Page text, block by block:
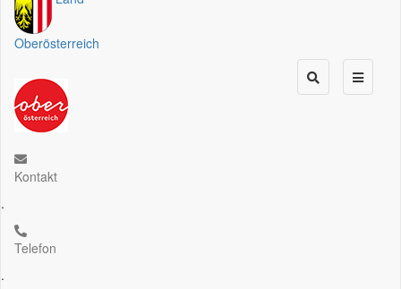
Oberösterreich
Kontakt
.
Telefon
.